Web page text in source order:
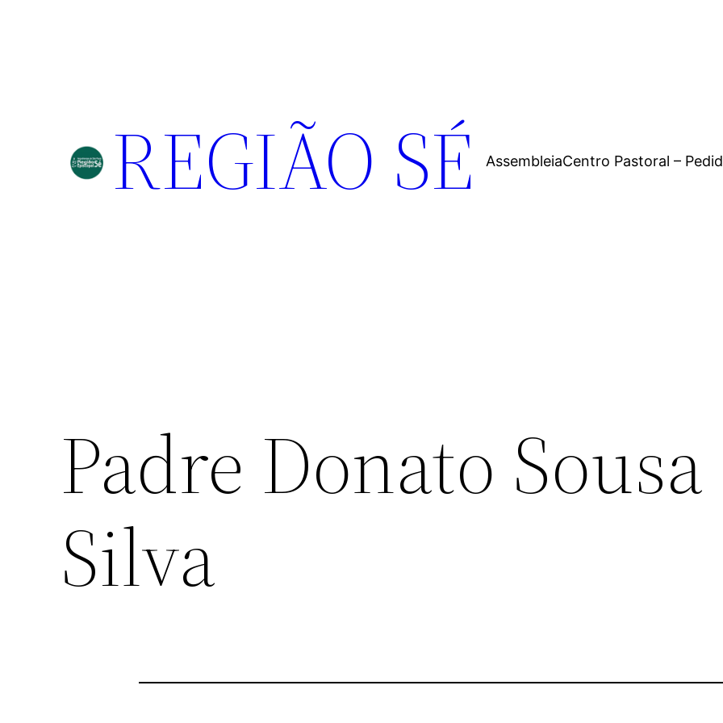
REGIÃO SÉ AssembleiaCentro Pastoral –
Padre Donato
Silva